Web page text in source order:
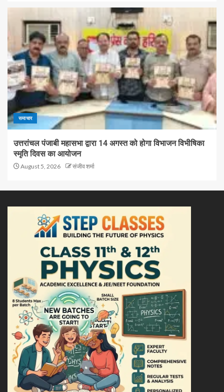
समाचार
उत्तरांचल पंजाबी महासभा द्वारा 14 अगस्त को होगा विभाजन विभीषिका
स्मृति दिवस का आयोजन
August 5, 2026 संजीव शर्मा